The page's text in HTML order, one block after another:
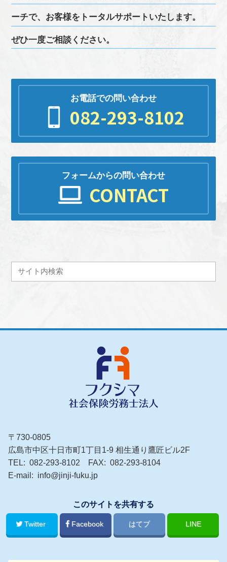
ーチで、お客様をトータルサポートいたします。
ぜひ一度ご相談ください。
お電話での問い合わせ
082-293-8102
フォームからの問い合わせ
CONTACT
〒730-0805
広島市中区十日市町1丁目1-9 相生通り鷹匠ビル2F
TEL
082-293-8102 FAX
082-293-8104
E-mail
info@jinji-fuku.jp
このサイトを共有する
Twitter Facebook はてブ LINE